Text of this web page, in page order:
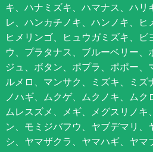
キ、ハナミズキ、ハマナス、ハリ
レ、ハンカチノキ、ハンノキ、ヒ
ヒメリンゴ、ヒュウガミズキ、ビ
ウ、プラタナス、ブルーベリー、
ジュ、ボタン、ポプラ、ポポー
ルメロ、マンサク、ミズキ、ミ
ノハギ、ムクゲ、ムクノキ、ムク
ムレスズメ、メギ、メグスリノキ
ン、モミジバフウ、ヤブデマリ
シ、ヤマザクラ、ヤマハギ、ヤマ